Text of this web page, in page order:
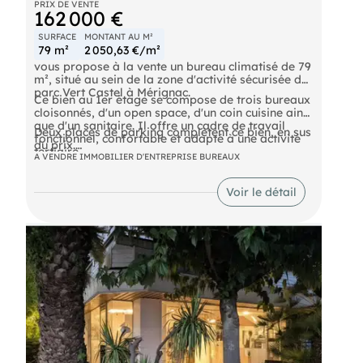
code de la construction et de l'habitation).
Les informations sur les risques auxquels ce bien
est exposé sont disponibles sur le site Géorisques :
Prix de cession honoraires d’agence HT inclus : 49
000 €
Prix de cession hors honoraires d’agence : 44 000
€
Honoraires d'agence charge acquéreur : 5 000 €
HT + 1 000 € TVA, soit 6 000 € TTC
, : ,
- EI
- 910703966
PRIX DE VENTE
162 000 €
SURFACE
79 m²
MONTANT AU M²
2 050,63 €/m²
vous propose à la vente un bureau climatisé de 79
m², situé au sein de la zone d'activité sécurisée du
parc Vert Castel à Mérignac.
Ce bien au 1er étage se compose de trois bureaux
cloisonnés, d'un open space, d'un coin cuisine ainsi
que d'un sanitaire. Il offre un cadre de travail
fonctionnel, confortable et adapté à une activité
tertiaire.
Deux places de parking complètent ce bien, en sus
du prix.
- Prix de vente : 150000 € NET VENDEUR
- Honoraires : 8% HT à la charge de l'acquéreur
(soit 12 000,00 € HT)
A VENDRE IMMOBILIER D'ENTREPRISE BUREAUX
Voir le détail